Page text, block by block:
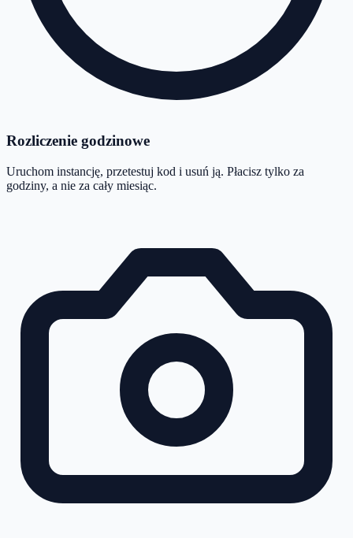
Rozliczenie godzinowe
Uruchom instancję, przetestuj kod i usuń ją. Płacisz tylko za
godziny, a nie za cały miesiąc.